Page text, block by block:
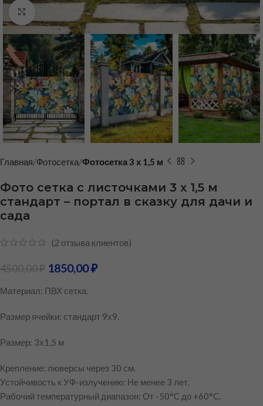
Нажмите, чтобы увеличить
Главная Фотосетка Фотосетка 3 х 1,5 м
Фото сетка с листочками 3 х 1,5 м
стандарт – портал в сказку для дачи и
сада
(2 отзыва клиентов)
4500,00₽ 1850,00₽
Материал: ПВХ сетка.
Размер ячейки: стандарт 9х9.
Размер: 3х1,5 м
Крепление: люверсы через 30 см.
Устойчивость к УФ-излучению: Не менее 3 лет.
Рабочий температурный диапазон: От -50°C до +60°C.